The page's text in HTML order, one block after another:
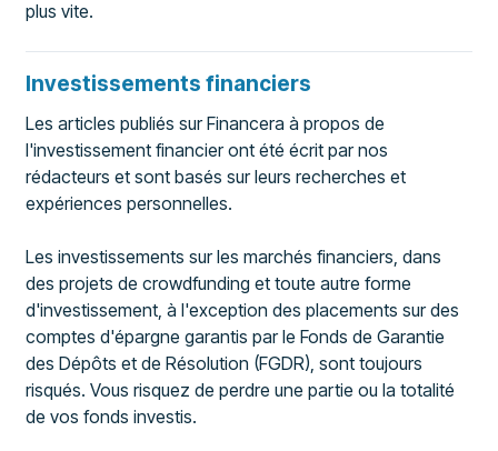
plus vite.
Investissements financiers
Les articles publiés sur Financera à propos de
l'investissement financier ont été écrit par nos
rédacteurs et sont basés sur leurs recherches et
expériences personnelles.
Les investissements sur les marchés financiers, dans
des projets de crowdfunding et toute autre forme
d'investissement, à l'exception des placements sur des
comptes d'épargne garantis par le Fonds de Garantie
des Dépôts et de Résolution (FGDR), sont toujours
risqués. Vous risquez de perdre une partie ou la totalité
de vos fonds investis.